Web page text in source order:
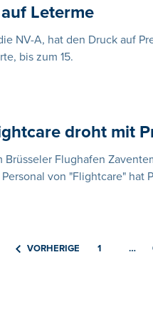
Leterme
NV-A, hat den Druck auf
bis zum 15.
droht mit
Flughafen
von "Flightcare" hat
VORHERIGE 1 …